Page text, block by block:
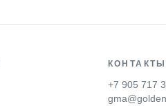
КОНТАКТЫ
+7 905 717